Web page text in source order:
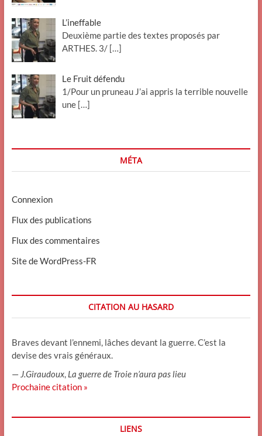
L’ineffable
Deuxième partie des textes proposés par
ARTHES. 3/ […]
Le Fruit défendu
1/Pour un pruneau J’ai appris la terrible nouvelle
une […]
MÉTA
Connexion
Flux des publications
Flux des commentaires
Site de WordPress-FR
CITATION AU HASARD
Braves devant l’ennemi, lâches devant la guerre. C’est la
devise des vrais généraux.
— J.Giraudoux, La guerre de Troie n’aura pas lieu
Prochaine citation »
LIENS